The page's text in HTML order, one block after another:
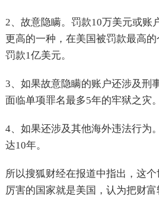
2、故意隐瞒。罚款10万美元或账
更高的一种，在美国被罚款最高的
罚款1亿美元。
3、如果故意隐瞒的账户还涉及刑
面临单项罪名最多5年的牢狱之灾。
4、如果还涉及其他海外违法行为
达10年。
所以搜狐财经在报道中指出，这
厉害的国家就是美国，认为把财